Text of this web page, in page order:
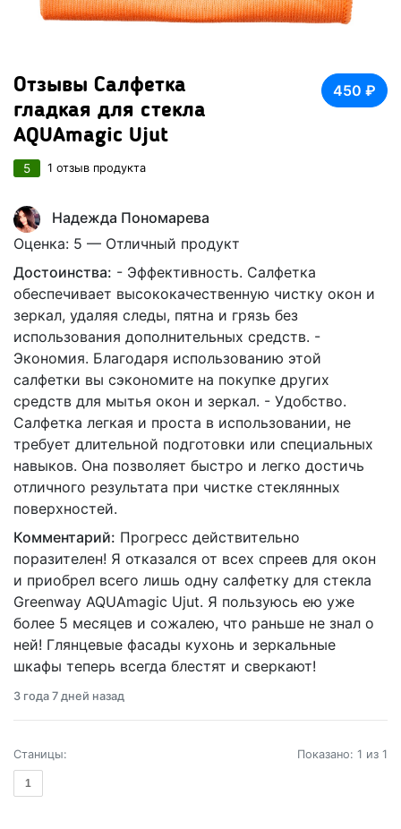
Отзывы Салфетка
гладкая для стекла
AQUAmagic Ujut
5 1 отзыв продукта
450 ₽
Надежда Пономарева
Оценка: 5 — Отличный продукт
Достоинства: - Эффективность. Салфетка
обеспечивает высококачественную чистку окон и
зеркал, удаляя следы, пятна и грязь без
использования дополнительных средств. -
Экономия. Благодаря использованию этой
салфетки вы сэкономите на покупке других
средств для мытья окон и зеркал. - Удобство.
Салфетка легкая и проста в использовании, не
требует длительной подготовки или специальных
навыков. Она позволяет быстро и легко достичь
отличного результата при чистке стеклянных
поверхностей.
Комментарий: Прогресс действительно
поразителен! Я отказался от всех спреев для окон
и приобрел всего лишь одну салфетку для стекла
Greenway AQUAmagic Ujut. Я пользуюсь ею уже
более 5 месяцев и сожалею, что раньше не знал о
ней! Глянцевые фасады кухонь и зеркальные
шкафы теперь всегда блестят и сверкают!
3 года 7 дней назад
Станицы:
1
Показано: 1 из 1